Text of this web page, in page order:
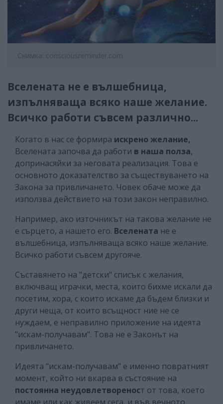
Снимка: consciousreminder.com
Вселената не е вълшебница,
изпълняваща всяко наше желание.
Всичко работи съвсем различно...
Когато в нас се формира искрено желание,
Вселената започва да работи в наша полза,
допринасяйки за неговата реализация. Това е
основното доказателство за съществуването на
Закона за привличането. Човек обаче може да
използва действието на този закон неправилно.
Например, ако източникът на такова желание не
е сърцето, а нашето его. Вселената не е
вълшебница, изпълняваща всяко наше желание.
Всичко работи съвсем другояче.
Съставянето на "детски" списък с желания,
включващ играчки, места, които бихме искали да
посетим, хора, с които искаме да бъдем близки и
други неща, от които всъщност ние не се
нуждаем, е неправилно приложение на идеята
"искам-получавам". Това не е Законът на
привличането.
Идеята "искам-получавам" е именно повратният
момент, който ни вкарва в състояние на
постоянна неудовлетвореност от това, което
имаме или как живеем сега, и във вечното